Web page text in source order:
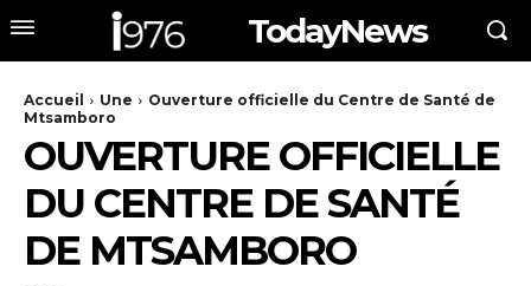
TodayNews
Accueil Une
Ouverture officielle du Centre de Santé de
Mtsamboro
OUVERTURE OFFICIELLE
DU CENTRE DE SANTÉ
DE MTSAMBORO